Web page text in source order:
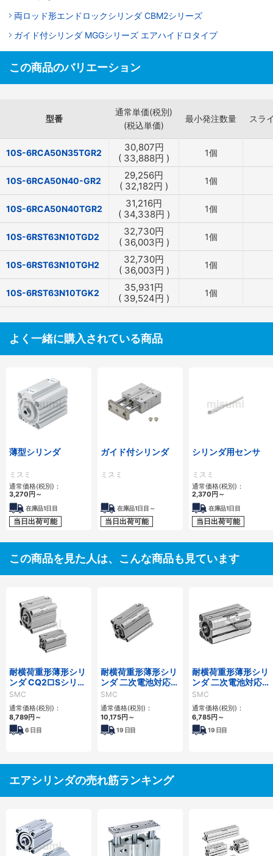
両ロッド形エンドロックシリンダ CBM2シリーズ
ガイド付シリンダ MGGシリーズ エアハイドロタイプ
この商品のバリエーション
型番
通常単価(税別)
(税込単価)
最小発注数量 スラ
10S-6RCA50N35TGR2 30,807円
( 33,888円 ) 1個
10S-6RCA50N40-GR2 29,256円
( 32,182円 ) 1個
10S-6RCA50N40TGR2 31,216円
( 34,338円 ) 1個
10S-6RST63N10TGD2 32,730円
( 36,003円 ) 1個
10S-6RST63N10TGH2 32,730円
( 36,003円 ) 1個
10S-6RST63N10TGK2 35,931円
( 39,524円 ) 1個
よく一緒に購入されている商品
薄型シリンダ
ミスミ
通常価格(税別)：
3,270 円 ～
在庫品1日目
当日出荷可能
ガイド付シリンダ
ミスミ
在庫品1日目～
当日出荷可能
シリンダ用センサ
ミスミ
通常価格(税別)：
2,370 円 ～
在庫品1日目
当日出荷可能
この商品を見た人は、こんな商品も見ています
耐横荷重形薄形シリ
ンダ CQ2□Sシリー
ズ
SMC
通常価格(税別)：
8,789円 ～
6 日目
耐横荷重形薄形シリ
ンダ 二次電池対応
25A-CQ2□Sシリー
ズ
SMC
通常価格(税別)：
10,175円 ～
19 日目
耐横荷重形薄形シリ
ンダ 二次電池対応
25A-CQS□Sシリー
ズ
SMC
通常価格(税別)：
6,785円 ～
19 日目
エアシリンダの売れ筋ランキング